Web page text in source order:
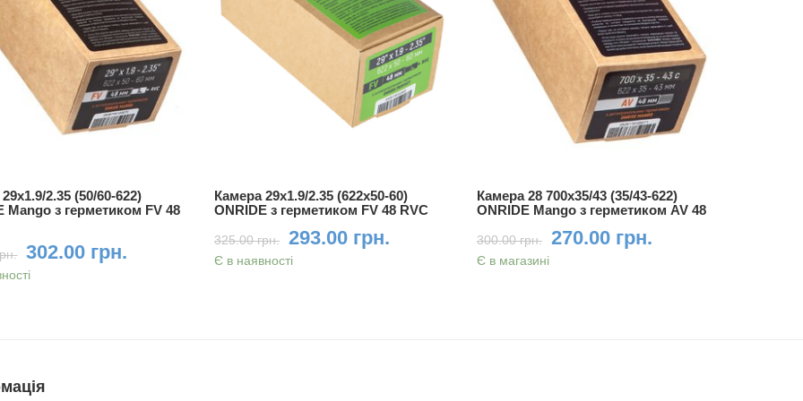
2.35 (50/60-622)
Mango з герметиком FV 48
302.00 грн.
Камера 29x1.9/2.35 (622x50-60)
ONRIDE з герметиком FV 48 RVC
325.00 грн. 293.00 грн.
Є в наявності
Камера 28 700x35/43 (35/43-622)
ONRIDE Mango з герметиком AV 48
300.00 грн. 270.00 грн.
Є в магазині